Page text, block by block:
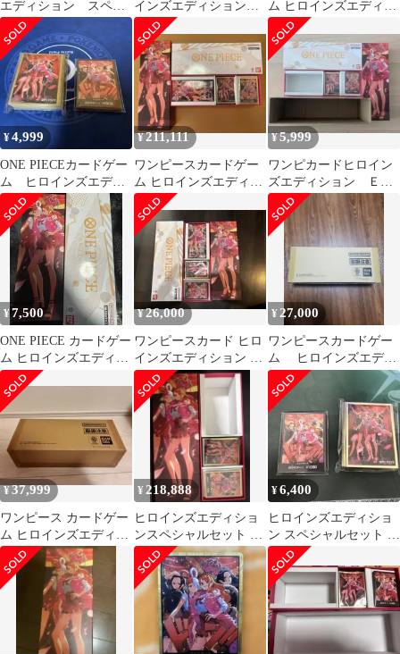
エディション スペシ
ャルセット
インズエディション
スペシャルセット ド
ンカード＋スリーブ
ム ヒロインズエディシ
ョン スペシャルセット
¥4,999
ONE PIECEカードゲー
ム ヒロインズエディ
ション スリーブ&ド
ンカード
¥211,111
ワンピースカードゲー
ム ヒロインズエディシ
ョン スペシャルセッ
ト 金ドン
¥5,999
ワンピカードヒロイン
ズエディション ＥＢ
ー０３ スペシャルセッ
ト（写真参照）
¥7,500
ONE PIECE カードゲー
ム ヒロインズエディシ
ョン サプライのみ
¥26,000
ワンピースカード ヒロ
インズエディション ス
ペシャルセット
¥27,000
ワンピースカードゲー
ム ヒロインズエディ
ションスペシャルセッ
ト 黒ドン確認済
¥37,999
ワンピース カードゲー
ム ヒロインズエディシ
ョンスペシャルセット
¥ 218,888
ヒロインズエディショ
ンスペシャルセット 金
ドン 10枚 ワンピースカ
ード
¥6,400
ヒロインズエディショ
ン スペシャルセット ド
ンカード 10枚 スリ
ーブ